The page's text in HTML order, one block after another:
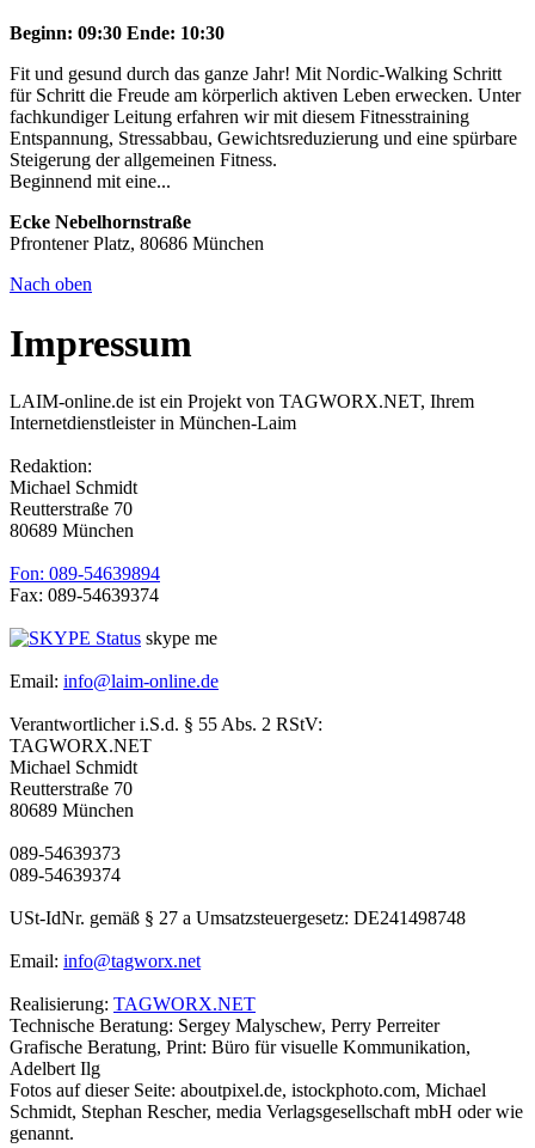
Beginn: 09:30 Ende: 10:30
Fit und gesund durch das ganze Jahr! Mit Nordic-Walking Schritt
für Schritt die Freude am körperlich aktiven Leben erwecken. Unter
fachkundiger Leitung erfahren wir mit diesem Fitnesstraining
Entspannung, Stressabbau, Gewichtsreduzierung und eine spürbare
Steigerung der allgemeinen Fitness.
Beginnend mit eine...
Ecke Nebelhornstraße
Pfrontener Platz, 80686 München
Nach oben
Impressum
LAIM-online.de ist ein Projekt von TAGWORX.NET, Ihrem
Internetdienstleister in München-Laim
Redaktion:
Michael Schmidt
Reutterstraße 70
80689 München
Fon: 089-54639894
Fax: 089-54639374
skype me
Email: info@laim-online.de
Verantwortlicher i.S.d. § 55 Abs. 2 RStV:
TAGWORX.NET
Michael Schmidt
Reutterstraße 70
80689 München
089-54639373
089-54639374
USt-IdNr. gemäß § 27 a Umsatzsteuergesetz: DE241498748
Email: info@tagworx.net
Realisierung: TAGWORX.NET
Technische Beratung: Sergey Malyschew, Perry Perreiter
Grafische Beratung, Print: Büro für visuelle Kommunikation,
Adelbert Ilg
Fotos auf dieser Seite: aboutpixel.de, istockphoto.com, Michael
Schmidt, Stephan Rescher, media Verlagsgesellschaft mbH oder wie
genannt.